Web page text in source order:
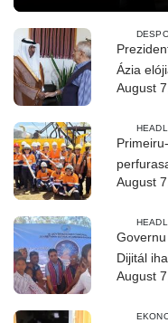
Ázia
August
uah iha
August
Dijitál
August